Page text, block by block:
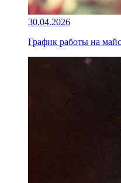
30.04.2026
График работы на